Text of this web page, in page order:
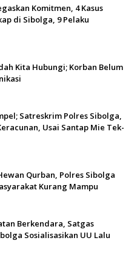
Komitmen, 4 Kasus
di Sibolga, 9 Pelaku
Kita Hubungi; Korban Belum
Satreskrim Polres Sibolga,
Usai Santap Mie Tek-
Qurban, Polres Sibolga
Kurang Mampu
Berkendara, Satgas
Sosialisasikan UU Lalu